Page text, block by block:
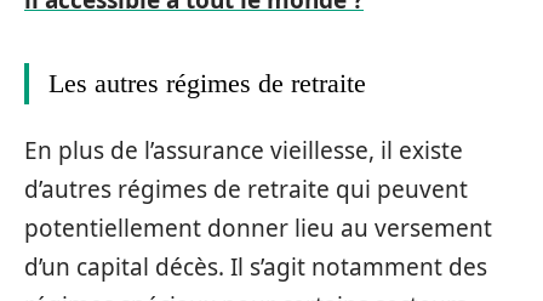
Les autres régimes de retraite
En plus de l’assurance vieillesse, il existe
d’autres régimes de retraite qui peuvent
potentiellement donner lieu au versement
d’un capital décès. Il s’agit notamment des